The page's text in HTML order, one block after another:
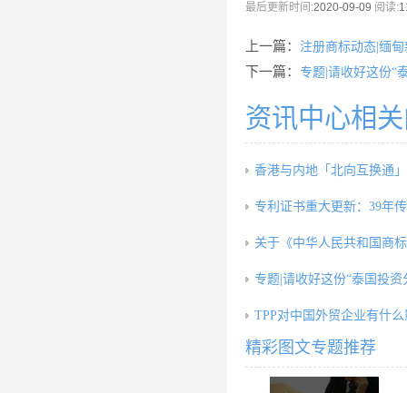
最后更新时间:2020-09-09 阅读:
上一篇： 注册商标动态|缅
下一篇： 专题|请收好这份“
资讯中心相
香港与内地「北向互换通
专利证书重大更新：39年
关于《中华人民共和国商
专题|请收好这份“泰国投资
TPP对中国外贸企业有什
精彩图文专题推荐